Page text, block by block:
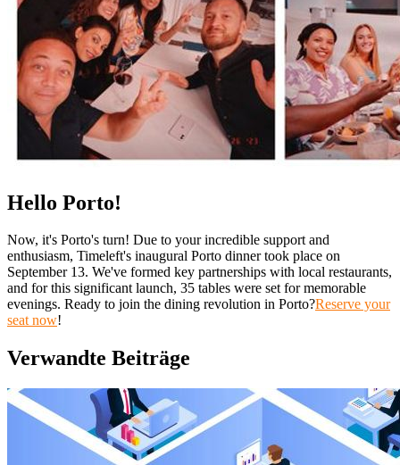
Hello Porto!
Now, it's Porto's turn! Due to your incredible support and
enthusiasm, Timeleft's inaugural Porto dinner took place on
September 13. We've formed key partnerships with local restaurants,
and for this significant launch, 35 tables were set for memorable
evenings. Ready to join the dining revolution in Porto?Reserve your
seat now!
Verwandte Beiträge